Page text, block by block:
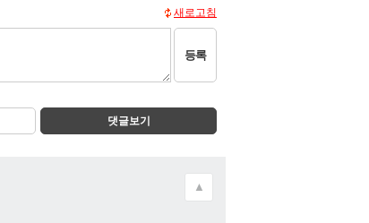
새로고침
등록
댓글보기
▲